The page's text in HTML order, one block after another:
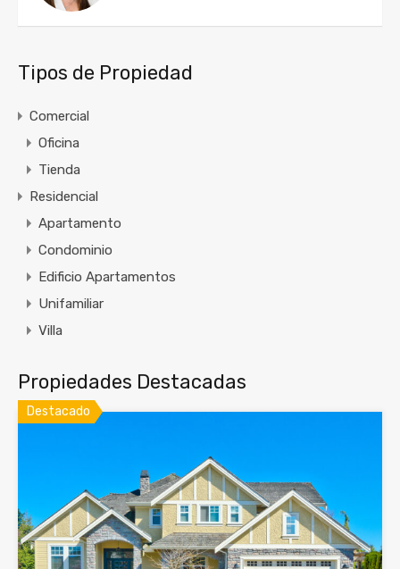
Tipos de Propiedad
Comercial
Oficina
Tienda
Residencial
Apartamento
Condominio
Edificio Apartamentos
Unifamiliar
Villa
Propiedades Destacadas
Destacado